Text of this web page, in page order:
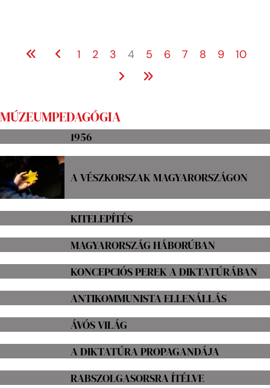
1 2 3 4 5 6 7 8 9 10
MÚZEUMPEDAGÓGIA
1956
A VÉSZKORSZAK MAGYARORSZÁGON
KITELEPÍTÉS
MAGYARORSZÁG HÁBORÚBAN
KONCEPCIÓS PEREK A DIKTATÚRÁBAN
ANTIKOMMUNISTA ELLENÁLLÁS
ÁVÓS VILÁG
A DIKTATÚRA PROPAGANDÁJA
RABSZOLGASORSRA ÍTÉLVE